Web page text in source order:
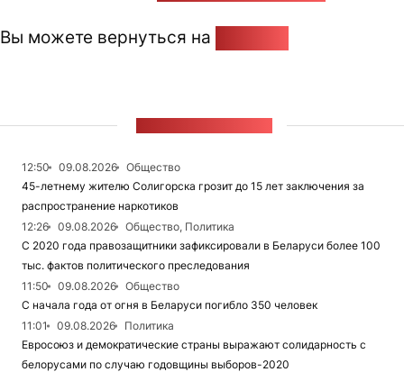
Вы можете вернуться на
12:50 09.08.2026
Общество
45-летнему жителю Солигорска грозит до 15 лет заключения за
распространение наркотиков
12:26
09.08.2026
Общество, Политика
С 2020 года правозащитники зафиксировали в Беларуси более 100
тыс. фактов политического преследования
11:50
09.08.2026
Общество
С начала года от огня в Беларуси погибло 350 человек
11:01
09.08.2026
Политика
Евросоюз и демократические страны выражают солидарность с
белорусами по случаю годовщины выборов-2020